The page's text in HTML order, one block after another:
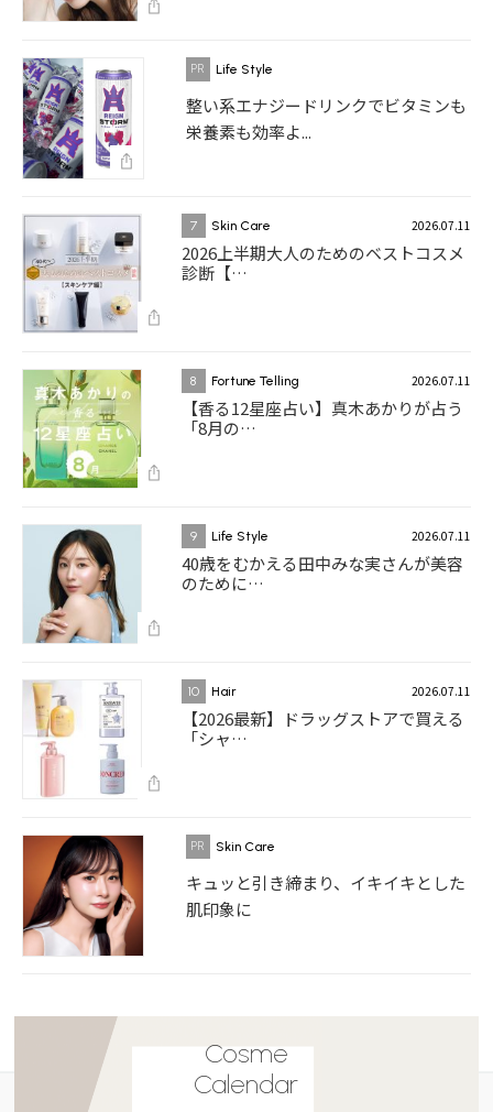
Life Style
整い系エナジードリンクでビタミンも
栄養素も効率よ...
7 Skin Care 2026.07.11
2026上半期大人のためのベストコスメ
診断【…
8 Fortune Telling 2026.07.11
【香る12星座占い】真木あかりが占う
「8月の…
9 Life Style 2026.07.11
40歳をむかえる田中みな実さんが美容
のために…
10 Hair 2026.07.11
【2026最新】ドラッグストアで買える
「シャ…
Skin Care
キュッと引き締まり、イキイキとした
肌印象に
Cosme
Calendar